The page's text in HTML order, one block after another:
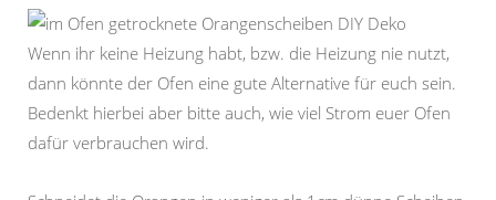
Wenn ihr keine Heizung habt, bzw. die Heizung nie nutzt,
dann könnte der Ofen eine gute Alternative für euch sein.
Bedenkt hierbei aber bitte auch, wie viel Strom euer Ofen
dafür verbrauchen wird.